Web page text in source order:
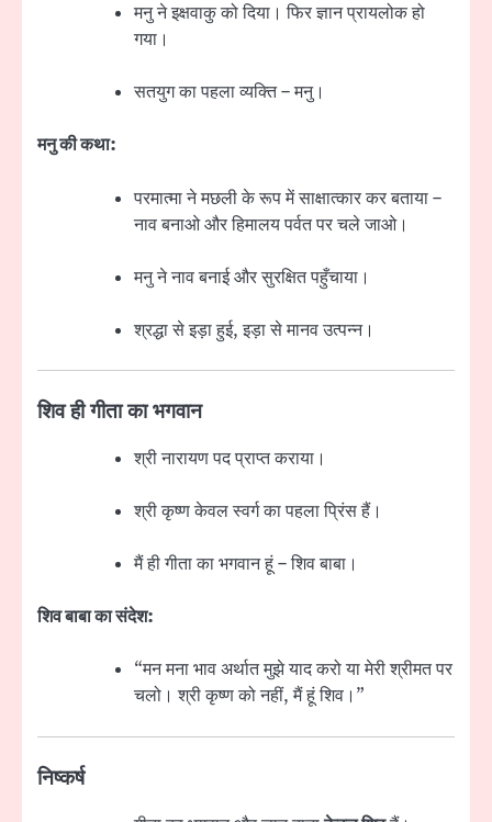
मनु ने इक्षवाकु को दिया। फिर ज्ञान प्रायलोक हो
गया।
सतयुग का पहला व्यक्ति – मनु।
मनु की कथा:
परमात्मा ने मछली के रूप में साक्षात्कार कर बताया –
नाव बनाओ और हिमालय पर्वत पर चले जाओ।
मनु ने नाव बनाई और सुरक्षित पहुँचाया।
श्रद्धा से इड़ा हुई, इड़ा से मानव उत्पन्न।
शिव ही गीता का भगवान
श्री नारायण पद प्राप्त कराया।
श्री कृष्ण केवल स्वर्ग का पहला प्रिंस हैं।
मैं ही गीता का भगवान हूं – शिव बाबा।
शिव बाबा का संदेश:
“मन मना भाव अर्थात मुझे याद करो या मेरी श्रीमत पर
चलो। श्री कृष्ण को नहीं, मैं हूं शिव।”
निष्कर्ष